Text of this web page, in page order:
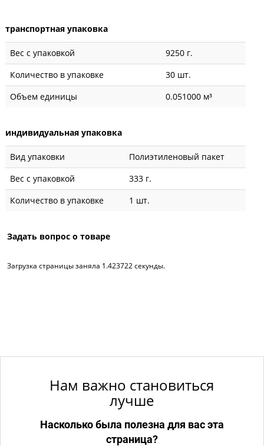
транспортная упаковка
Вес с упаковкой
9250 г.
Количество в упаковке
30 шт.
Объем единицы
0.051000 м³
индивидуальная упаковка
Вид упаковки
Полиэтиленовый пакет
Вес с упаковкой
333 г.
Количество в упаковке
1 шт.
Задать вопрос о товаре
Загрузка страницы заняла 1.423722 секунды.
Нам важно становиться
лучше
Насколько была полезна для вас эта
страница?